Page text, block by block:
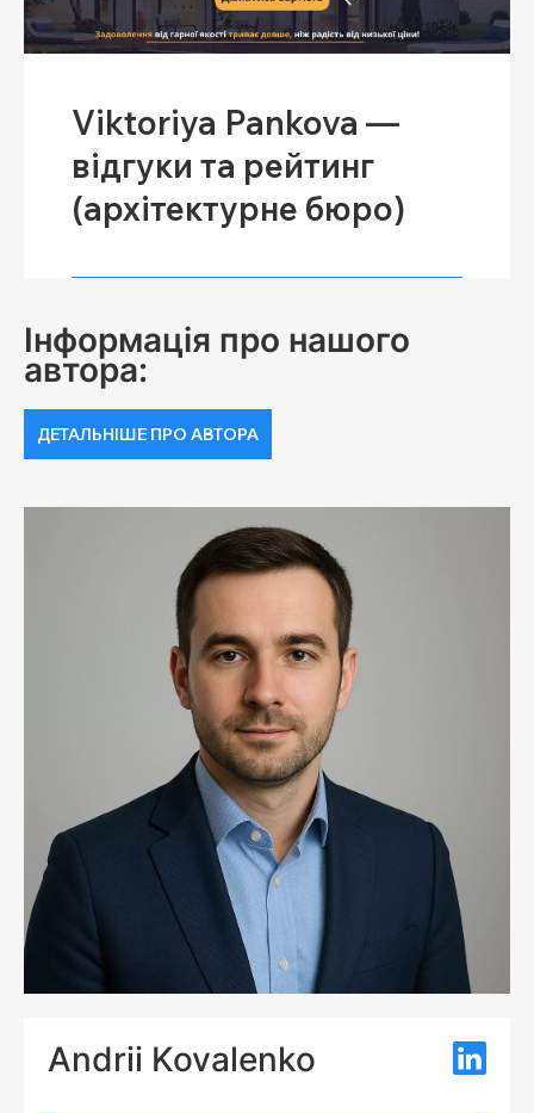
Viktoriya Pankova —
відгуки та рейтинг
(архітектурне бюро)
Інформація про нашого
автора:
ДЕТАЛЬНІШЕ ПРО АВТОРА
Andrii Kovalenko